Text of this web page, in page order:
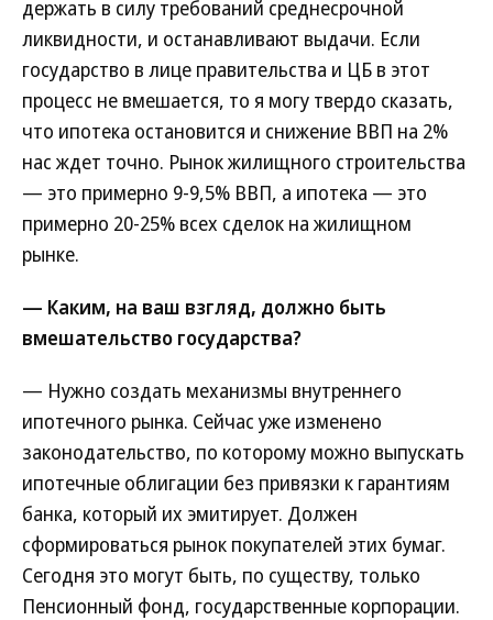
держать в силу требований среднесрочной
ликвидности, и останавливают выдачи. Если
государство в лице правительства и ЦБ в этот
процесс не вмешается, то я могу твердо сказать,
что ипотека остановится и снижение ВВП на 2%
нас ждет точно. Рынок жилищного строительства
— это примерно 9-9,5% ВВП, а ипотека — это
примерно 20-25% всех сделок на жилищном
рынке.
— Каким, на ваш взгляд, должно быть
вмешательство государства?
— Нужно создать механизмы внутреннего
ипотечного рынка. Сейчас уже изменено
законодательство, по которому можно выпускать
ипотечные облигации без привязки к гарантиям
банка, который их эмитирует. Должен
сформироваться рынок покупателей этих бумаг.
Сегодня это могут быть, по существу, только
Пенсионный фонд, государственные корпорации.